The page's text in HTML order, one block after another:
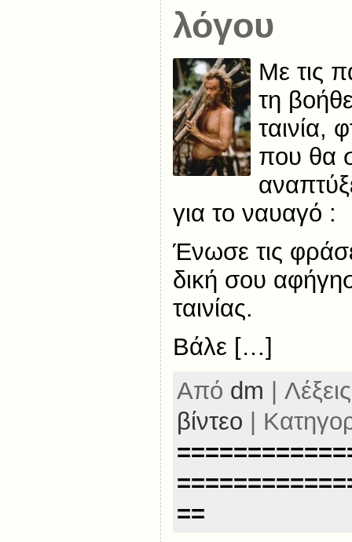
λόγου
Με τις
τη
ταινία,
που θα
για το ναυαγό :
Ένωσε τις
δική σου
ταινίας.
Βάλε […]
Από dm |
βίντεο |
==